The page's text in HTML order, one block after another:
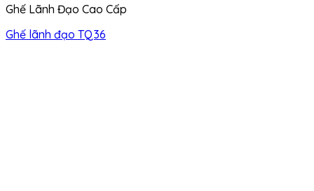
Ghế Lãnh Đạo Cao Cấp
Ghế lãnh đạo TQ36